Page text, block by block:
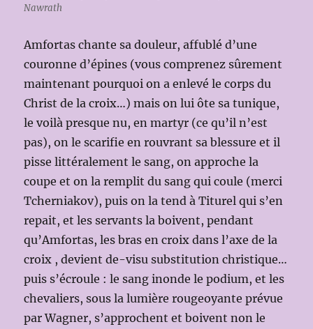
Nawrath
Amfortas chante sa douleur, affublé d’une
couronne d’épines (vous comprenez sûrement
maintenant pourquoi on a enlevé le corps du
Christ de la croix…) mais on lui ôte sa tunique,
le voilà presque nu, en martyr (ce qu’il n’est
pas), on le scarifie en rouvrant sa blessure et il
pisse littéralement le sang, on approche la
coupe et on la remplit du sang qui coule (merci
Tcherniakov), puis on la tend à Titurel qui s’en
repait, et les servants la boivent, pendant
qu’Amfortas, les bras en croix dans l’axe de la
croix , devient de-visu substitution christique…
puis s’écroule : le sang inonde le podium, et les
chevaliers, sous la lumière rougeoyante prévue
par Wagner, s’approchent et boivent non le